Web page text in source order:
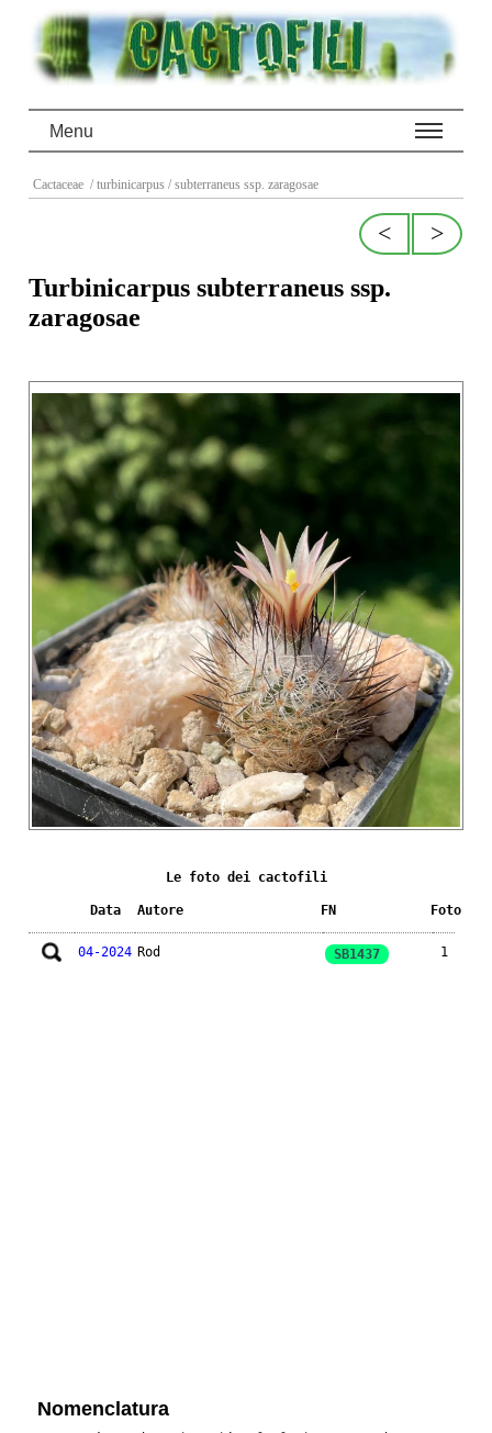
Menu
Cactaceae / turbinicarpus / subterraneus ssp. zaragosae
>
<
Turbinicarpus subterraneus ssp.
zaragosae
Le foto dei cactofili
Data Autore FN Foto
04-2024 Rod SB1437 1
Nomenclatura